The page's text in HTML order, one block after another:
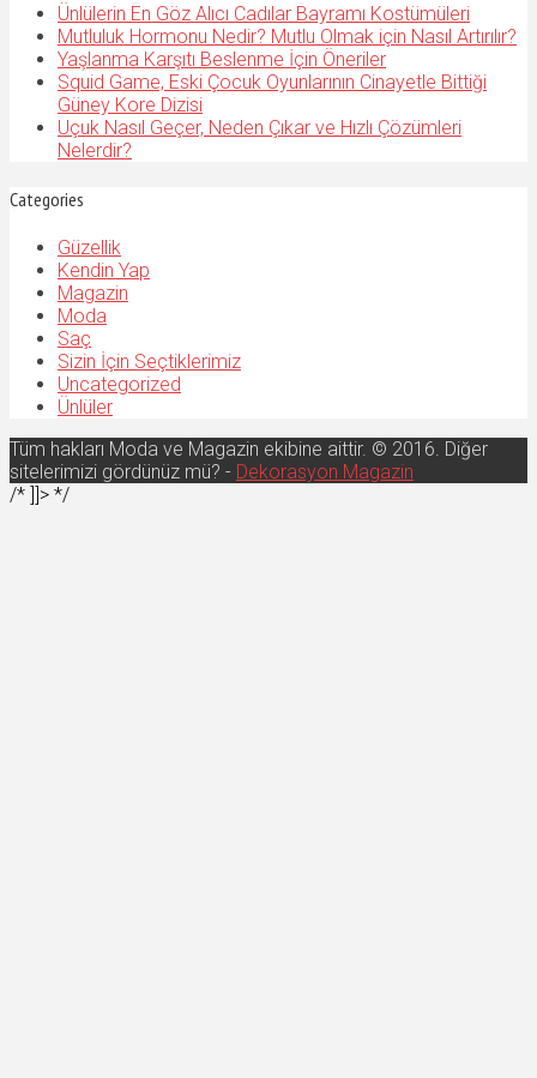
Ünlülerin En Göz Alıcı Cadılar Bayramı Kostümüleri
Mutluluk Hormonu Nedir? Mutlu Olmak için Nasıl Artırılır?
Yaşlanma Karşıtı Beslenme İçin Öneriler
Squid Game, Eski Çocuk Oyunlarının Cinayetle Bittiği
Güney Kore Dizisi
Uçuk Nasıl Geçer, Neden Çıkar ve Hızlı Çözümleri
Nelerdir?
Categories
Güzellik
Kendin Yap
Magazin
Moda
Saç
Sizin İçin Seçtiklerimiz
Uncategorized
Ünlüler
Tüm hakları Moda ve Magazin ekibine aittir. © 2016. Diğer
sitelerimizi gördünüz mü? - Dekorasyon Magazin
/* ]]> */